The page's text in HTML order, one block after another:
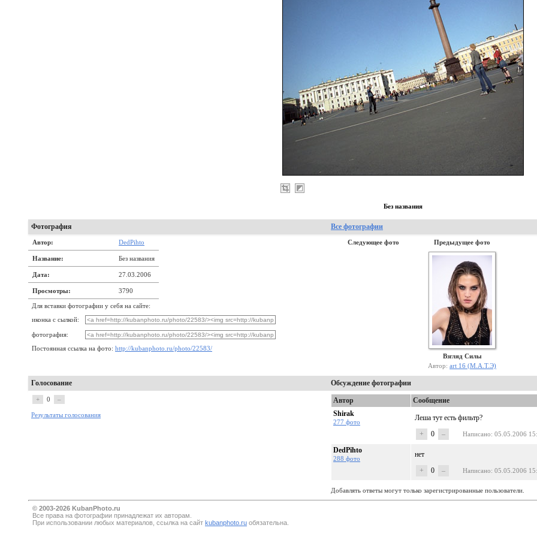
Без названия
Фотография Все фотографии
Автор: DedPihto
Название: Без названия
Дата: 27.03.2006
Просмотры: 3790
Для вставки фотографии у себя на сайте:
иконка с сылкой:
фотография:
Постоянная ссылка на фото: http://kubanphoto.ru/photo/22583/
Следующее фото Предыдущее фото
Взгляд Силы
Автор: art 16 (М.А.Т.Э)
Голосование Обсуждение фотографии
+ 0 –
Результаты голосования
Автор
Сообщение
Shirak
277 фото
Леша тут есть фильтр?
+
0 – Написано: 05.05.2006
DedPihto
288 фото
нет
+
0 – Написано: 05.05.2006
Добавлять ответы могут только зарегистрированные пользователи.
© 2003-2026 KubanPhoto.ru
Все прaва на фотографии принадлежат их авторам.
При использовании любых материалов, ссылка на сайт kubanphoto.ru обязательна.